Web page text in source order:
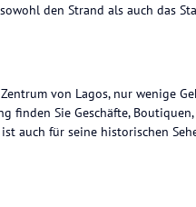
den Strand als auch das
von Lagos, nur wenige
Sie Geschäfte, Boutiquen,
auch für seine historischen